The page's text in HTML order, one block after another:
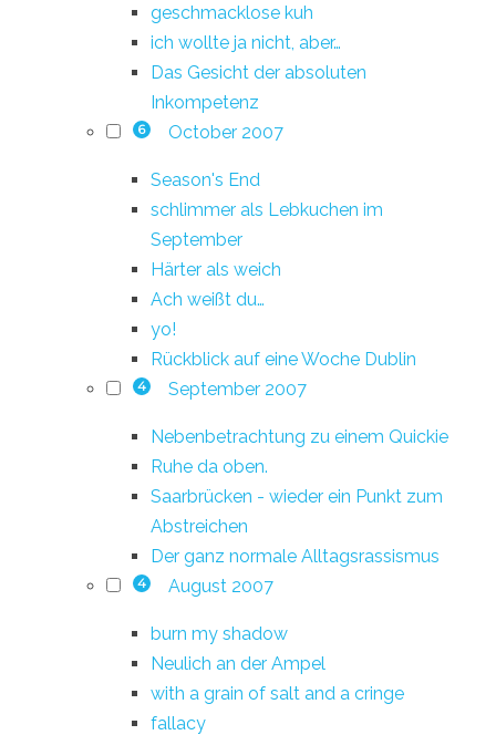
geschmacklose kuh
ich wollte ja nicht, aber…
Das Gesicht der absoluten
Inkompetenz
6 October 2007
Season's End
schlimmer als Lebkuchen im
September
Härter als weich
Ach weißt du…
yo!
Rückblick auf eine Woche Dublin
4 September 2007
Nebenbetrachtung zu einem Quickie
Ruhe da oben.
Saarbrücken - wieder ein Punkt zum
Abstreichen
Der ganz normale Alltagsrassismus
4 August 2007
burn my shadow
Neulich an der Ampel
with a grain of salt and a cringe
fallacy